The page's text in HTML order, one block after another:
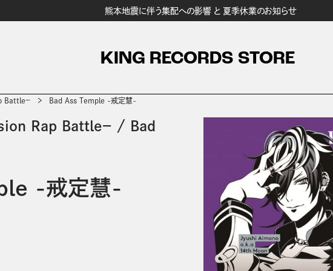
熊本地震に伴う集配への影響 と 夏季休業のお知らせ
KING RECORDS STORE
Battle－ Bad Ass Temple -戒定慧-
Rap Battle－ /
Bad
-戒定慧-